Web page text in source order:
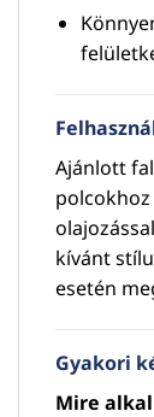
Ajánlott
kívánt
esetén
Gyakori
Mire